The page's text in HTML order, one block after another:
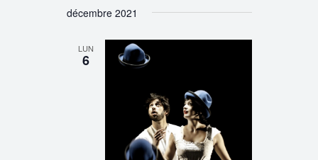
décembre 2021
LUN
6